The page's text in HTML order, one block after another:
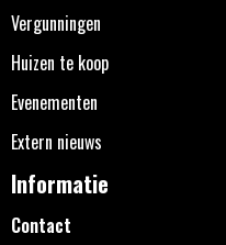
Vergunningen
Huizen te koop
Evenementen
Extern nieuws
Informatie
Contact